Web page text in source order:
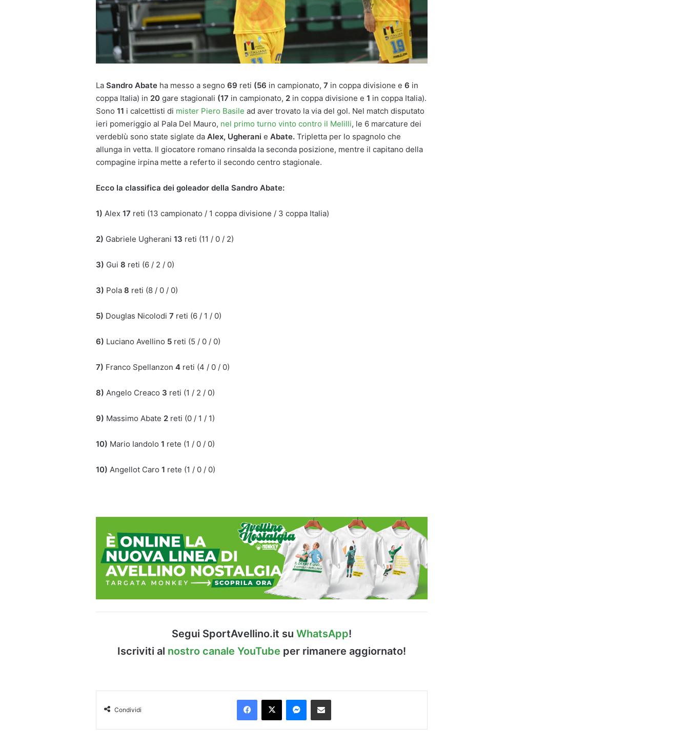
La Sandro Abate ha messo a segno 69 reti (56 in campionato, 7 in coppa divisione e 6 in
coppa Italia) in 20 gare stagionali (17 in campionato, 2 in coppa divisione e 1 in coppa Italia).
Sono 11 i calcettisti di mister Piero Basile ad aver trovato la via del gol. Nel match disputato
ieri pomeriggio al Pala Del Mauro, nel primo turno vinto contro il Melilli, le 6 marcature dei
verdeblù sono state siglate da Alex, Ugherani e Abate. Tripletta per lo spagnolo che
allunga in vetta. Il giocatore romano rinsalda la seconda posizione, mentre il capitano della
compagine irpina mette a referto il secondo centro stagionale.
Ecco la classifica dei goleador della Sandro Abate:
1) Alex 17 reti (13 campionato / 1 coppa divisione / 3 coppa Italia)
2) Gabriele Ugherani 13 reti (11 / 0 / 2)
3) Gui 8 reti (6 / 2 / 0)
3) Pola 8 reti (8 / 0 / 0)
5) Douglas Nicolodi 7 reti (6 / 1 / 0)
6) Luciano Avellino 5 reti (5 / 0 / 0)
7) Franco Spellanzon 4 reti (4 / 0 / 0)
8) Angelo Creaco 3 reti (1 / 2 / 0)
9) Massimo Abate 2 reti (0 / 1 / 1)
10) Mario Iandolo 1 rete (1 / 0 / 0)
10) Angellot Caro 1 rete (1 / 0 / 0)
Segui SportAvellino.it su WhatsApp!
Iscriviti al nostro canale YouTube per rimanere aggiornato!
Condividi
Facebook
X Messenger
Condividi via Email